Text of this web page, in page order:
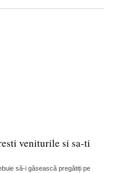
veniturile si sa-ti
să-i găsească pregătiți pe